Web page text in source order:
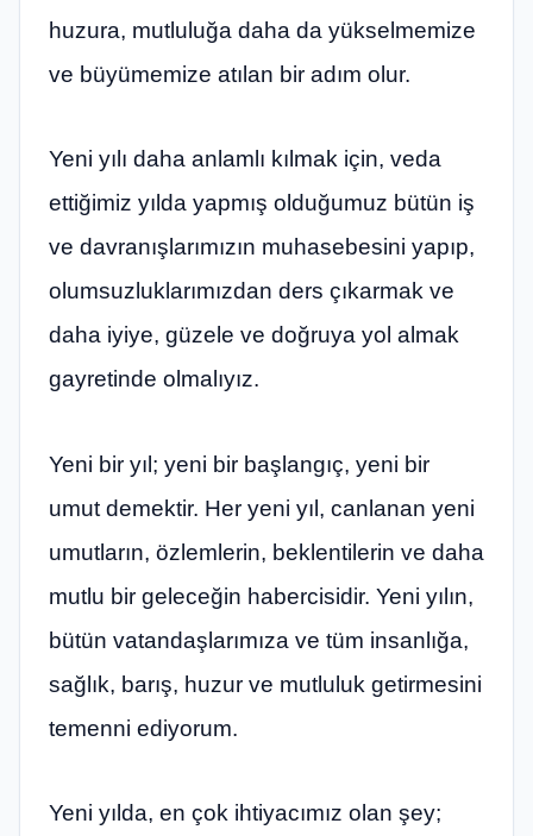
huzura, mutluluğa daha da yükselmemize
ve büyümemize atılan bir adım olur.
Yeni yılı daha anlamlı kılmak için, veda
ettiğimiz yılda yapmış olduğumuz bütün iş
ve davranışlarımızın muhasebesini yapıp,
olumsuzluklarımızdan ders çıkarmak ve
daha iyiye, güzele ve doğruya yol almak
gayretinde olmalıyız.
Yeni bir yıl; yeni bir başlangıç, yeni bir
umut demektir. Her yeni yıl, canlanan yeni
umutların, özlemlerin, beklentilerin ve daha
mutlu bir geleceğin habercisidir. Yeni yılın,
bütün vatandaşlarımıza ve tüm insanlığa,
sağlık, barış, huzur ve mutluluk getirmesini
temenni ediyorum.
Yeni yılda, en çok ihtiyacımız olan şey;